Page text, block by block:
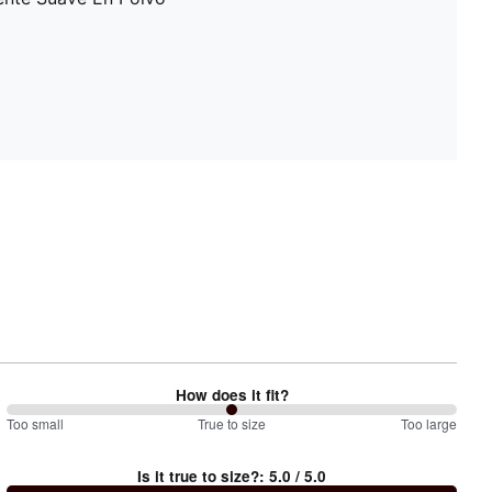
How does it fit?
100%
Too
Too small True to size Too large
Is it true to size?:5.0 / 5.0